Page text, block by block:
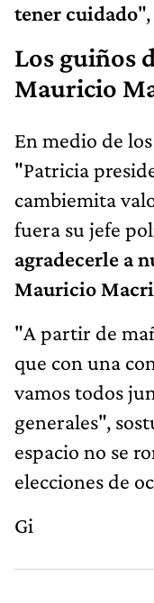
tener cuidado
Los guiños
Mauricio
En medio de
"Patricia
cambiemita
fuera su jefe
agradecerle a
Mauricio
"A partir de
que con una
vamos todos
generales",
espacio no se
elecciones de
Gi